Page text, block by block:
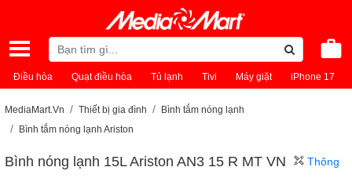
Điều hòa Quạt điều hòa Tủ lạnh Tivi Máy giặt iPhone 17
MediaMart.Vn Thiết bị gia đình
Bình tắm nóng lạnh
Bình tắm nóng lạnh Ariston
Bình nóng lạnh 15L Ariston AN3 15 R MT VN
Thông